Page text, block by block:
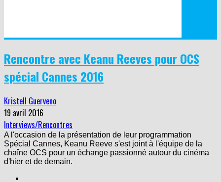
Rencontre avec Keanu Reeves pour OCS
spécial Cannes 2016
Kristell Guerveno
19 avril 2016
Interviews/Rencontres
A l'occasion de la présentation de leur programmation
Spécial Cannes, Keanu Reeve s'est joint à l'équipe de la
chaîne OCS pour un échange passionné autour du cinéma
d'hier et de demain.